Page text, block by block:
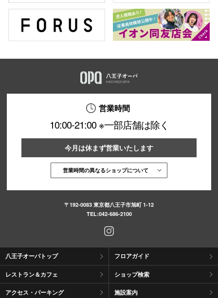
営業時間
10:00-21:00 ※一部店舗は除く
今月は休まず営業いたします
営業時間の異なるショップについて
〒192-0083 東京都八王子市旭町 1-12
TEL:042-686-2100
八王子オーパトップ フロアガイド
レストラン＆カフェ ショップ検索
アクセス・パーキング 施設案内